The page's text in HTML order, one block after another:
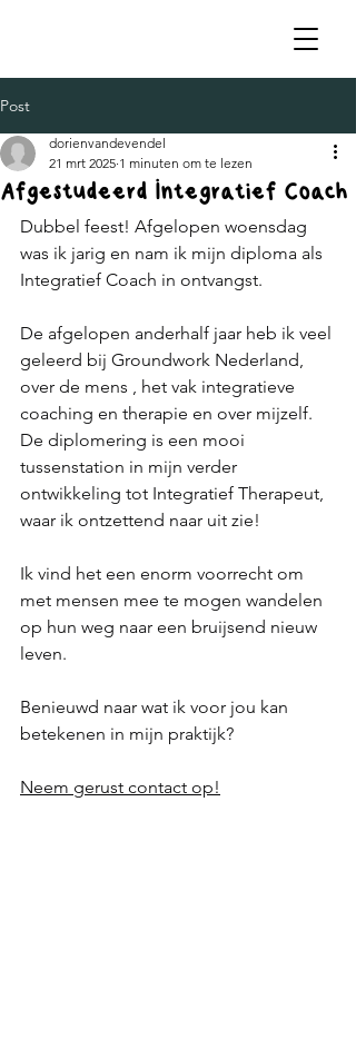
Post
Afgestudeerd Integratief Coach
dorienvandevendel
21 mrt 2025 1 minuten om te lezen
Dubbel feest! Afgelopen woensdag
was ik jarig en nam ik mijn diploma als
Integratief Coach in ontvangst.
De afgelopen anderhalf jaar heb ik veel
geleerd bij Groundwork Nederland,
over de mens , het vak integratieve
coaching en therapie en over mijzelf.
De diplomering is een mooi
tussenstation in mijn verder
ontwikkeling tot Integratief Therapeut,
waar ik ontzettend naar uit zie!
Ik vind het een enorm voorrecht om
met mensen mee te mogen wandelen
op hun weg naar een bruijsend nieuw
leven.
Benieuwd naar wat ik voor jou kan
betekenen in mijn praktijk?
Neem gerust contact op!